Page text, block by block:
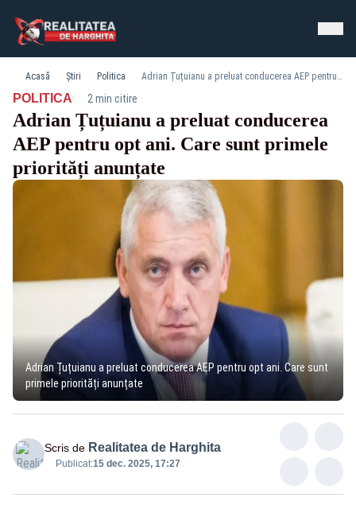
Acasă Știri Politica Adrian Țuțuianu a preluat conducerea AEP pentru opt ani. Care sunt primele priorități anunțate
POLITICA· 2 min citire
Adrian Țuțuianu a preluat conducerea
AEP pentru opt ani. Care sunt primele
priorități anunțate
Adrian Țuțuianu a preluat conducerea AEP pentru opt ani. Care sunt
primele priorități anunțate
Scris de Realitatea de Harghita
Publicat:15 dec. 2025, 17:27